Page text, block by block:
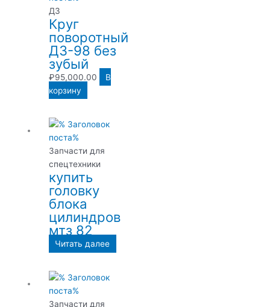
ДЗ
Круг
поворотный
ДЗ-98 без
зубый
₽95,000.00
В
корзину
Запчасти для
спецтехники
купить
головку
блока
цилиндров
мтз 82
Читать далее
Запчасти для